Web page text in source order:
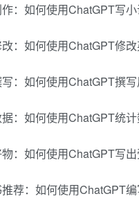
：如何使用ChatGPT写
：如何使用ChatGPT修
：如何使用ChatGPT撰
：如何使用ChatGPT统
：如何使用ChatGPT写
荐：如何使用ChatGPT